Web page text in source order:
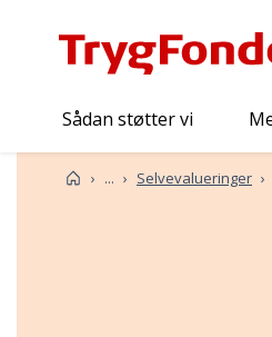
Sådan støtter vi
Forside
...
Viden Selvevalueringer